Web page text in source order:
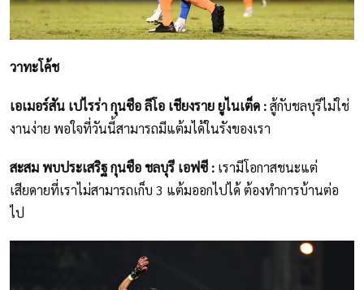
วาทะโค้ช
เอเมอร์สัน เปไรร่า กุนซือ ลีโอ เชียงราย ยูไนเต็ด :สู้กับชลบุรีไม่ใช่
งานง่าย พอใจที่วันนี้สามารถมีแต้มได้ในรังของเรา
สะสม พบประเสริฐ กุนซือ ชลบุรี เอฟซี : เรามีโอกาสชนะแต่
เสียดายที่เราไม่สามารถเก็บ 3 แต้มออกไปได้ ต้องทำการบ้านต่อ
ไป